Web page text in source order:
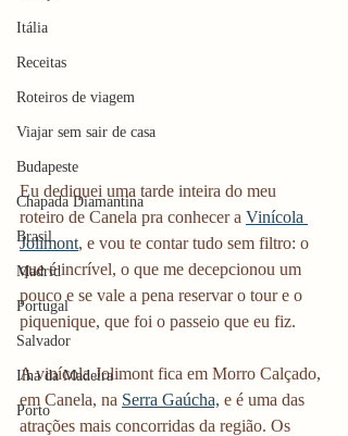
Itália
Receitas
Roteiros de viagem
Viajar sem sair de casa
Budapeste
Chapada Diamantina
Brasil
Madrid
Portugal
Salvador
Ilha da Madeira
Porto
Eu dediquei uma tarde inteira do meu
roteiro de Canela pra conhecer a Vinícola
Jolimont, e vou te contar tudo sem filtro: o
que é incrível, o que me decepcionou um
pouco e se vale a pena reservar o tour e o
piquenique, que foi o passeio que eu fiz.
A vinícola Jolimont fica em Morro Calçado,
em Canela, na Serra Gaúcha, e é uma das
atrações mais concorridas da região. Os